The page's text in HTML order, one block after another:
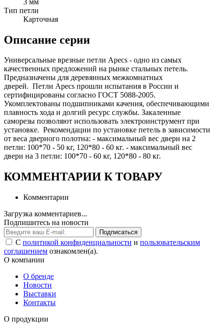
Тип петли
Карточная
Описание серии
Универсальные врезные петли Apecs - одно из самых
качественных предложений на рынке стальных петель.
Предназначены для деревянных межкомнатных
дверей. Петли Apecs прошли испытания в России и
сертифицированы согласно ГОСТ 5088-2005.
Укомплектованы подшипниками качения, обеспечивающими
плавность хода и долгий ресурс службы. Закаленные
саморезы позволяют использовать электроинструмент при
установке. Рекомендации по установке петель в зависимости
от веса дверного полотна: - максимальный вес двери на 2
петли: 100*70 - 50 кг, 120*80 - 60 кг. - максимальный вес
двери на 3 петли: 100*70 - 60 кг, 120*80 - 80 кг.
КОММЕНТАРИИ К ТОВАРУ
Комментарии
Загрузка комментариев...
Подпишитесь на новости
Подписаться
С политикой конфиденциальности и пользовательским
соглашением ознакомлен(а).
О компании
О бренде
Новости
Выставки
Контакты
О продукции